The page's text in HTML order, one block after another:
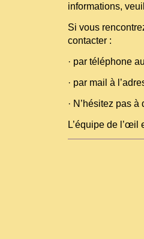
informations,
Si vous
contacter :
· par téléphone
· par mail à
· N’hésitez pas
L’équipe de l’œil